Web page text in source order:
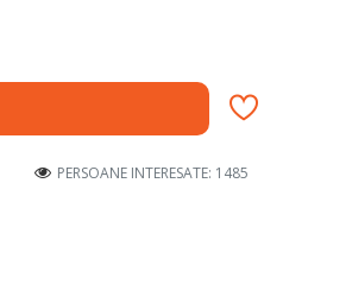
PERSOANE INTERESATE: 1485